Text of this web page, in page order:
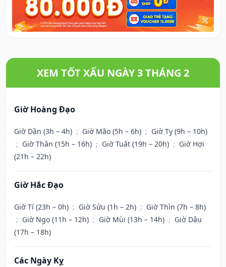
XEM TỐT XẤU NGÀY 3 THÁNG 2
Giờ Hoàng Đạo
Giờ Dần (3h – 4h) ; Giờ Mão (5h – 6h) ; Giờ Tỵ (9h – 10h)
; Giờ Thân (15h – 16h) ; Giờ Tuất (19h – 20h) ; Giờ Hợi
(21h – 22h)
Giờ Hắc Đạo
Giờ Tí (23h – 0h) ; Giờ Sửu (1h – 2h) ; Giờ Thìn (7h – 8h)
; Giờ Ngọ (11h – 12h) ; Giờ Mùi (13h – 14h) ; Giờ Dậu
(17h – 18h)
Các Ngày Kỵ